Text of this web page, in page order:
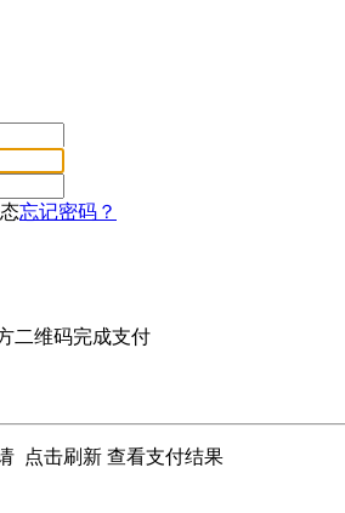
忘记密码？
二维码完成支付
点击刷新 查看支付结果